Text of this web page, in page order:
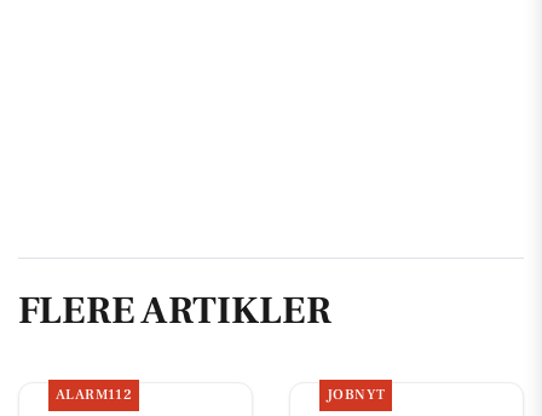
FLERE ARTIKLER
ALARM112 JOBNYT